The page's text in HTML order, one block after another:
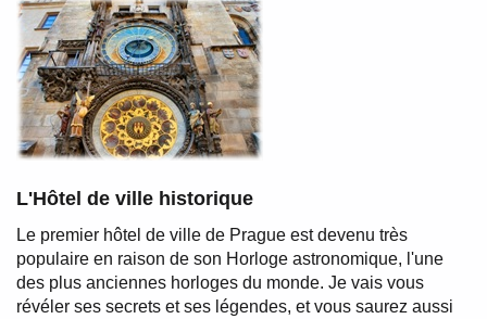
L'Hôtel de ville historique
Le premier hôtel de ville de Prague est devenu très
populaire en raison de son Horloge astronomique, l'une
des plus anciennes horloges du monde. Je vais vous
révéler ses secrets et ses légendes, et vous saurez aussi